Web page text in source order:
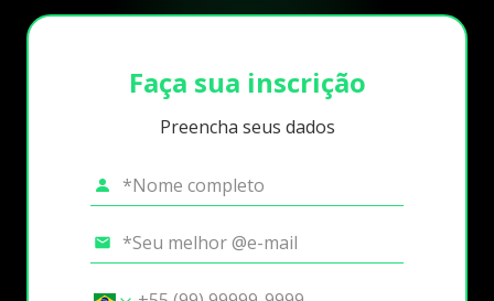
Faça sua inscrição
Preencha seus dados